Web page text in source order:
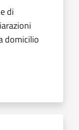
di
domicilio